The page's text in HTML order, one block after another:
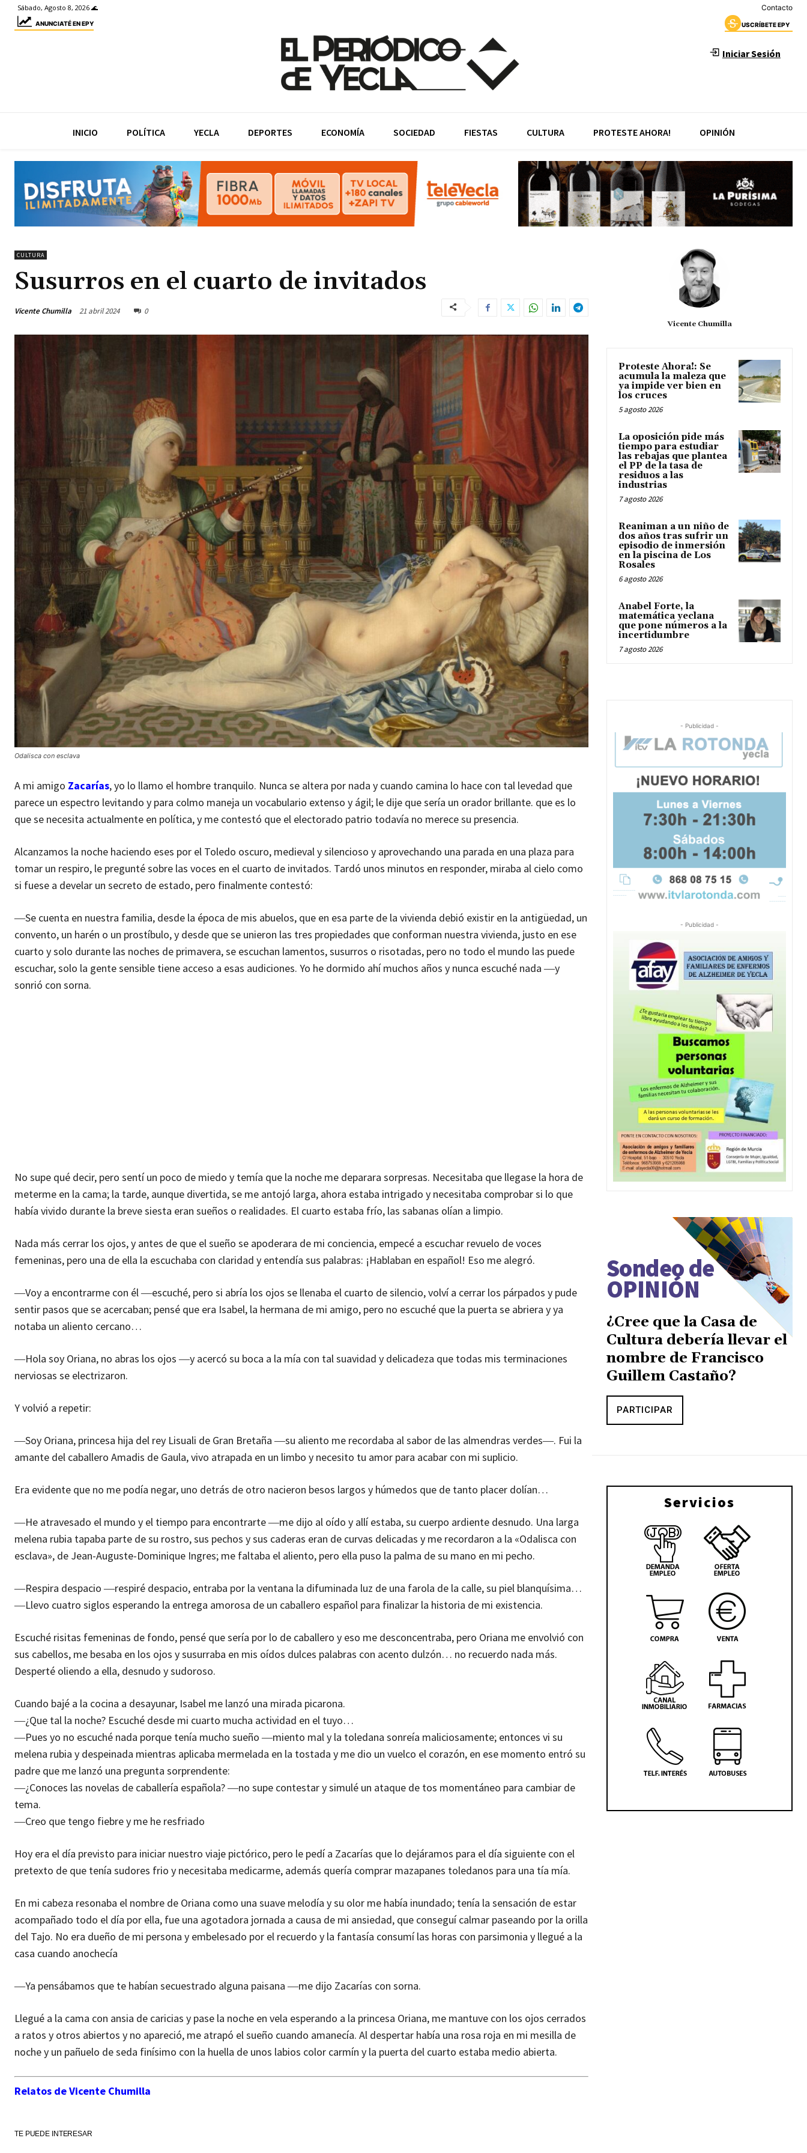
Sábado, Agosto 8, 2026 🌊 Contacto
ANUNCIATÉ EN EPY USCRÍBETE EPY
Iniciar Sesión
INICIO POLÍTICA YECLA DEPORTES ECONOMÍA SOCIEDAD FIESTAS CULTURA PROTESTE AHORA! OPINIÓN
CULTURA
Susurros en el cuarto de invitados
Vicente Chumilla 21 abril 2024 0
Odalisca con esclava
A mi amigo Zacarías, yo lo llamo el hombre tranquilo. Nunca se altera por nada y cuando camina lo hace con tal levedad que
parece un espectro levitando y para colmo maneja un vocabulario extenso y ágil; le dije que sería un orador brillante. que es lo
que se necesita actualmente en política, y me contestó que el electorado patrio todavía no merece su presencia.
Alcanzamos la noche haciendo eses por el Toledo oscuro, medieval y silencioso y aprovechando una parada en una plaza para
tomar un respiro, le pregunté sobre las voces en el cuarto de invitados. Tardó unos minutos en responder, miraba al cielo como
si fuese a develar un secreto de estado, pero finalmente contestó:
―Se cuenta en nuestra familia, desde la época de mis abuelos, que en esa parte de la vivienda debió existir en la antigüedad, un
convento, un harén o un prostíbulo, y desde que se unieron las tres propiedades que conforman nuestra vivienda, justo en ese
cuarto y solo durante las noches de primavera, se escuchan lamentos, susurros o risotadas, pero no todo el mundo las puede
escuchar, solo la gente sensible tiene acceso a esas audiciones. Yo he dormido ahí muchos años y nunca escuché nada ―y
sonrió con sorna.
No supe qué decir, pero sentí un poco de miedo y temía que la noche me deparara sorpresas. Necesitaba que llegase la hora de
meterme en la cama; la tarde, aunque divertida, se me antojó larga, ahora estaba intrigado y necesitaba comprobar si lo que
había vivido durante la breve siesta eran sueños o realidades. El cuarto estaba frío, las sabanas olían a limpio.
Nada más cerrar los ojos, y antes de que el sueño se apoderara de mi conciencia, empecé a escuchar revuelo de voces
femeninas, pero una de ella la escuchaba con claridad y entendía sus palabras: ¡Hablaban en español! Eso me alegró.
―Voy a encontrarme con él ―escuché, pero si abría los ojos se llenaba el cuarto de silencio, volví a cerrar los párpados y pude
sentir pasos que se acercaban; pensé que era Isabel, la hermana de mi amigo, pero no escuché que la puerta se abriera y ya
notaba un aliento cercano…
―Hola soy Oriana, no abras los ojos ―y acercó su boca a la mía con tal suavidad y delicadeza que todas mis terminaciones
nerviosas se electrizaron.
Y volvió a repetir:
―Soy Oriana, princesa hija del rey Lisuali de Gran Bretaña ―su aliento me recordaba al sabor de las almendras verdes―. Fui la
amante del caballero Amadis de Gaula, vivo atrapada en un limbo y necesito tu amor para acabar con mi suplicio.
Era evidente que no me podía negar, uno detrás de otro nacieron besos largos y húmedos que de tanto placer dolían…
―He atravesado el mundo y el tiempo para encontrarte ―me dijo al oído y allí estaba, su cuerpo ardiente desnudo. Una larga
melena rubia tapaba parte de su rostro, sus pechos y sus caderas eran de curvas delicadas y me recordaron a la «Odalisca con
esclava», de Jean-Auguste-Dominique Ingres; me faltaba el aliento, pero ella puso la palma de su mano en mi pecho.
―Respira despacio ―respiré despacio, entraba por la ventana la difuminada luz de una farola de la calle, su piel blanquísima…
―Llevo cuatro siglos esperando la entrega amorosa de un caballero español para finalizar la historia de mi existencia.
Escuché risitas femeninas de fondo, pensé que sería por lo de caballero y eso me desconcentraba, pero Oriana me envolvió con
sus cabellos, me besaba en los ojos y susurraba en mis oídos dulces palabras con acento dulzón… no recuerdo nada más.
Desperté oliendo a ella, desnudo y sudoroso.
Cuando bajé a la cocina a desayunar, Isabel me lanzó una mirada picarona.
―¿Que tal la noche? Escuché desde mi cuarto mucha actividad en el tuyo…
―Pues yo no escuché nada porque tenía mucho sueño ―miento mal y la toledana sonreía maliciosamente; entonces vi su
melena rubia y despeinada mientras aplicaba mermelada en la tostada y me dio un vuelco el corazón, en ese momento entró su
padre que me lanzó una pregunta sorprendente:
―¿Conoces las novelas de caballería española? ―no supe contestar y simulé un ataque de tos momentáneo para cambiar de
tema.
―Creo que tengo fiebre y me he resfriado
Hoy era el día previsto para iniciar nuestro viaje pictórico, pero le pedí a Zacarías que lo dejáramos para el día siguiente con el
pretexto de que tenía sudores frio y necesitaba medicarme, además quería comprar mazapanes toledanos para una tía mía.
En mi cabeza resonaba el nombre de Oriana como una suave melodía y su olor me había inundado; tenía la sensación de estar
acompañado todo el día por ella, fue una agotadora jornada a causa de mi ansiedad, que conseguí calmar paseando por la orilla
del Tajo. No era dueño de mi persona y embelesado por el recuerdo y la fantasía consumí las horas con parsimonia y llegué a la
casa cuando anochecía
―Ya pensábamos que te habían secuestrado alguna paisana ―me dijo Zacarías con sorna.
Llegué a la cama con ansia de caricias y pase la noche en vela esperando a la princesa Oriana, me mantuve con los ojos cerrados
a ratos y otros abiertos y no apareció, me atrapó el sueño cuando amanecía. Al despertar había una rosa roja en mi mesilla de
noche y un pañuelo de seda finísimo con la huella de unos labios color carmín y la puerta del cuarto estaba medio abierta.
Relatos de Vicente Chumilla
TE PUEDE INTERESAR
Vicente Chumilla
Proteste Ahora!: Se
acumula la maleza que
ya impide ver bien en
los cruces
5 agosto 2026
La oposición pide más
tiempo para estudiar
las rebajas que plantea
el PP de la tasa de
residuos a las
industrias
7 agosto 2026
Reaniman a un niño de
dos años tras sufrir un
episodio de inmersión
en la piscina de Los
Rosales
6 agosto 2026
Anabel Forte, la
matemática yeclana
que pone números a la
incertidumbre
7 agosto 2026
- Publicidad -
- Publicidad -
Sondeo de
OPINIÓN
¿Cree que la Casa de
Cultura debería llevar el
nombre de Francisco
Guillem Castaño?
PARTICIPAR
Servicios